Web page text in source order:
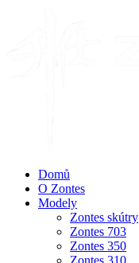
Domů
O Zontes
Modely
Zontes skútry
Zontes 703
Zontes 350